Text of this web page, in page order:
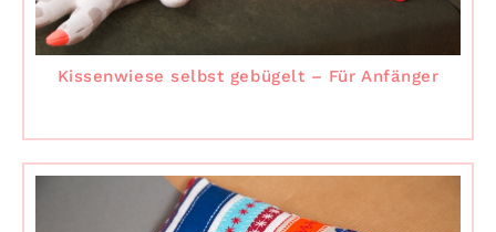
Kissenwiese selbst gebügelt – Für Anfänger